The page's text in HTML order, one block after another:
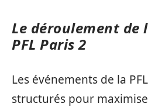
Le déroulement de
PFL Paris 2
Les événements de la
structurés pour